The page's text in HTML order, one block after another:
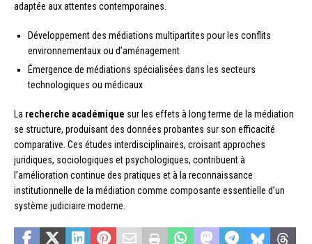
adaptée aux attentes contemporaines.
Développement des médiations multipartites pour les conflits
environnementaux ou d’aménagement
Émergence de médiations spécialisées dans les secteurs
technologiques ou médicaux
La recherche académique sur les effets à long terme de la médiation
se structure, produisant des données probantes sur son efficacité
comparative. Ces études interdisciplinaires, croisant approches
juridiques, sociologiques et psychologiques, contribuent à
l’amélioration continue des pratiques et à la reconnaissance
institutionnelle de la médiation comme composante essentielle d’un
système judiciaire moderne.